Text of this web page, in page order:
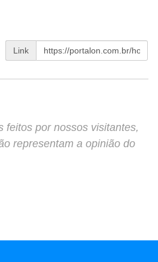
Link
feitos por nossos visitantes,
representam a opinião do